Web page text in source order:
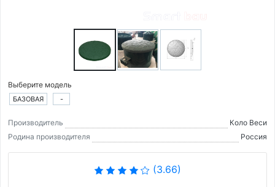
Выберите модель
БАЗОВАЯ -
Производитель
Коло Веси
Родина производителя
Россия
(3.66)